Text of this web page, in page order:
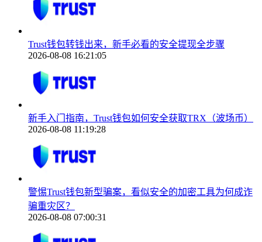
Trust钱包转钱出来，新手必看的安全提现全步骤
2026-08-08 16:21:05
新手入门指南，Trust钱包如何安全获取TRX（波场币）
2026-08-08 11:19:28
警惕Trust钱包新型骗案，看似安全的加密工具为何成诈
骗重灾区？
2026-08-08 07:00:31